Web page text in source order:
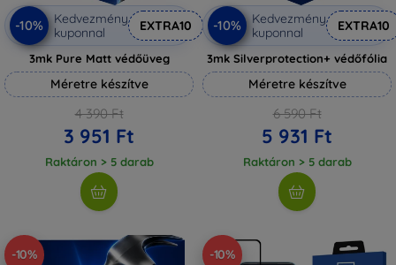
-10%
Kedvezmény
kuponnal
EXTRA10
3mk Pure Matt védőüveg
Méretre készítve
4 390 Ft
3 951 Ft
Raktáron > 5 darab
-10%
Kedvezmény
kuponnal
EXTRA10
3mk Silverprotection+ védőfólia
Méretre készítve
6 590 Ft
5 931 Ft
Raktáron > 5 darab
-10% -10%